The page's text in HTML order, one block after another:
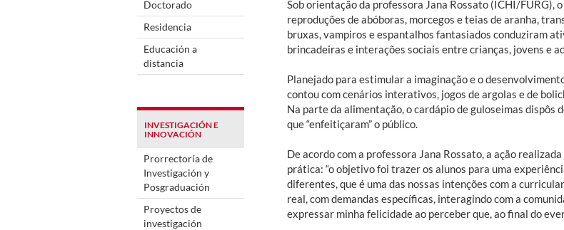
Doctorado
Residencia
Educación a
distancia
INVESTIGACIÓN E
INNOVACIÓN
Prorrectoría de
Investigación y
Posgraduación
Proyectos de
investigación
Sob orientação da professora Jana Rossato (ICHI/FURG),
reproduções de abóboras, morcegos e teias de aranha,
bruxas, vampiros e espantalhos fantasiados conduziram
brincadeiras e interações sociais entre crianças, jovens e
Planejado para estimular a imaginação e o
contou com cenários interativos, jogos de argolas e de
Na parte da alimentação, o cardápio de guloseimas dispôs
que “enfeitiçaram” o público.
De acordo com a professora Jana Rossato, a ação
prática: “o objetivo foi trazer os alunos para uma
diferentes, que é uma das nossas intenções com a
real, com demandas específicas, interagindo com a
expressar minha felicidade ao perceber que, ao final do